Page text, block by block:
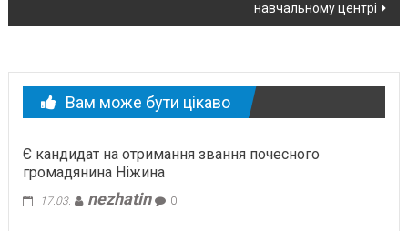
навчальному центрі
Вам може бути цікаво
Є кандидат на отримання звання почесного
громадянина Ніжина
17.03. nezhatin 0